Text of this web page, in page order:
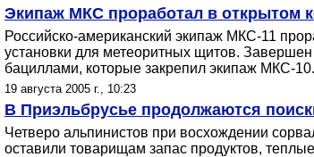
Экипаж МКС проработал в
Российско-американский экипаж МКС-11
установки для метеоритных щитов.
бациллами, которые закрепил экипаж МКС-10.
19 августа 2005 г., 10:23
В Приэльбрусье продолжаются
Четверо альпинистов при восхождении
оставили товарищам запас продуктов,